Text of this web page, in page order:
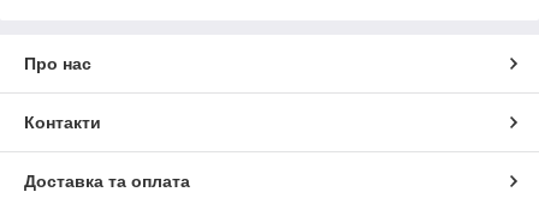
Про нас
Контакти
Доставка та оплата